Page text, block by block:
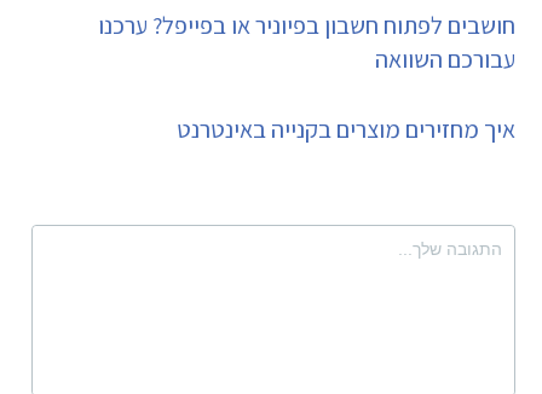
חושבים לפתוח חשבון בפיוניר או בפייפל? ערכנו
עבורכם השוואה
איך מחזירים מוצרים בקנייה באינטרנט